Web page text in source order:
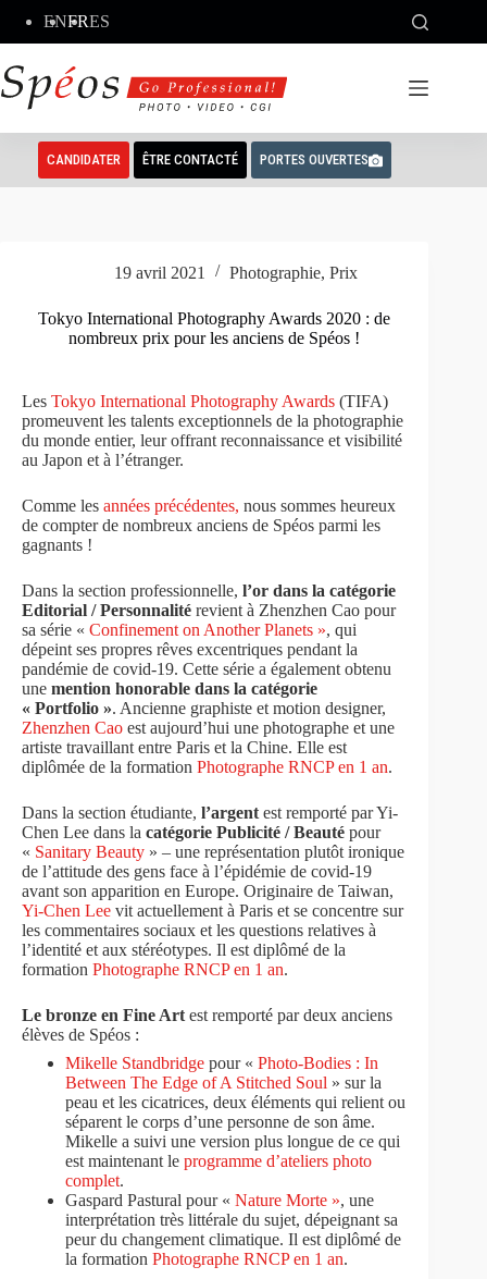
contenu
ENFRES
CANDIDATER ÊTRE CONTACTÉ PORTES OUVERTES
19 avril 2021 Photographie,Prix
Tokyo International Photography Awards 2020 : de
nombreux prix pour les anciens de Spéos !
Les Tokyo International Photography Awards (TIFA)
promeuvent les talents exceptionnels de la photographie
du monde entier, leur offrant reconnaissance et visibilité
au Japon et à l’étranger.
Comme les années précédentes, nous sommes heureux
de compter de nombreux anciens de Spéos parmi les
gagnants !
Dans la section professionnelle, l’or dans la catégorie
Editorial / Personnalité revient à Zhenzhen Cao pour
sa série « Confinement on Another Planets », qui
dépeint ses propres rêves excentriques pendant la
pandémie de covid-19. Cette série a également obtenu
une mention honorable dans la catégorie
« Portfolio ». Ancienne graphiste et motion designer,
Zhenzhen Cao est aujourd’hui une photographe et une
artiste travaillant entre Paris et la Chine. Elle est
diplômée de la formation Photographe RNCP en 1 an.
Dans la section étudiante, l’argent est remporté par Yi-
Chen Lee dans la catégorie Publicité / Beauté pour
« Sanitary Beauty » – une représentation plutôt ironique
de l’attitude des gens face à l’épidémie de covid-19
avant son apparition en Europe. Originaire de Taiwan,
Yi-Chen Lee vit actuellement à Paris et se concentre sur
les commentaires sociaux et les questions relatives à
l’identité et aux stéréotypes. Il est diplômé de la
formation Photographe RNCP en 1 an.
Le bronze en Fine Art est remporté par deux anciens
élèves de Spéos :
Mikelle Standbridge pour « Photo-Bodies : In
Between The Edge of A Stitched Soul » sur la
peau et les cicatrices, deux éléments qui relient ou
séparent le corps d’une personne de son âme.
Mikelle a suivi une version plus longue de ce qui
est maintenant le programme d’ateliers photo
complet.
Gaspard Pastural pour « Nature Morte », une
interprétation très littérale du sujet, dépeignant sa
peur du changement climatique. Il est diplômé de
la formation Photographe RNCP en 1 an.